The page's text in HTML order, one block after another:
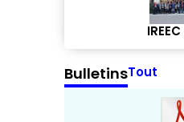
BulletinsTout